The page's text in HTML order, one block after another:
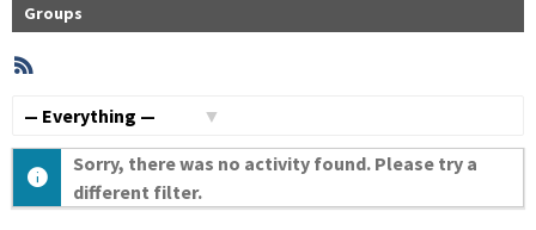
Groups
Member
Activities
Sorry, there was no activity found. Please try a
different filter.